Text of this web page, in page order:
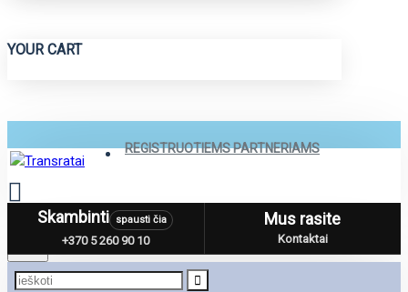
YOUR CART
REGISTRUOTIEMS PARTNERIAMS
MenuSkambinti spausti čia
+370 5 260 90 10
Mus rasite
Kontaktai